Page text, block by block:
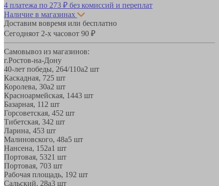
4 платежа по 273 ₽ без комиссий и переплат
Наличие в магазинах
Доставим вовремя или бесплатно
Сегодняот 2-х часовот 90 ₽
Самовывоз из магазинов:
г.Ростов-на-Дону
40-лет победы, 264/110а2 шт
Каскадная, 725 шт
Королева, 30а2 шт
Красноармейская, 1443 шт
Базарная, 11 2 шт
Горсоветская, 452 шт
Тибетская, 342 шт
Ларина, 453 шт
Малиновского, 48а5 шт
Нансена, 152а1 шт
Портовая, 5321 шт
Портовая, 703 шт
Рабочая площадь, 192 шт
Сальский, 28a3 шт